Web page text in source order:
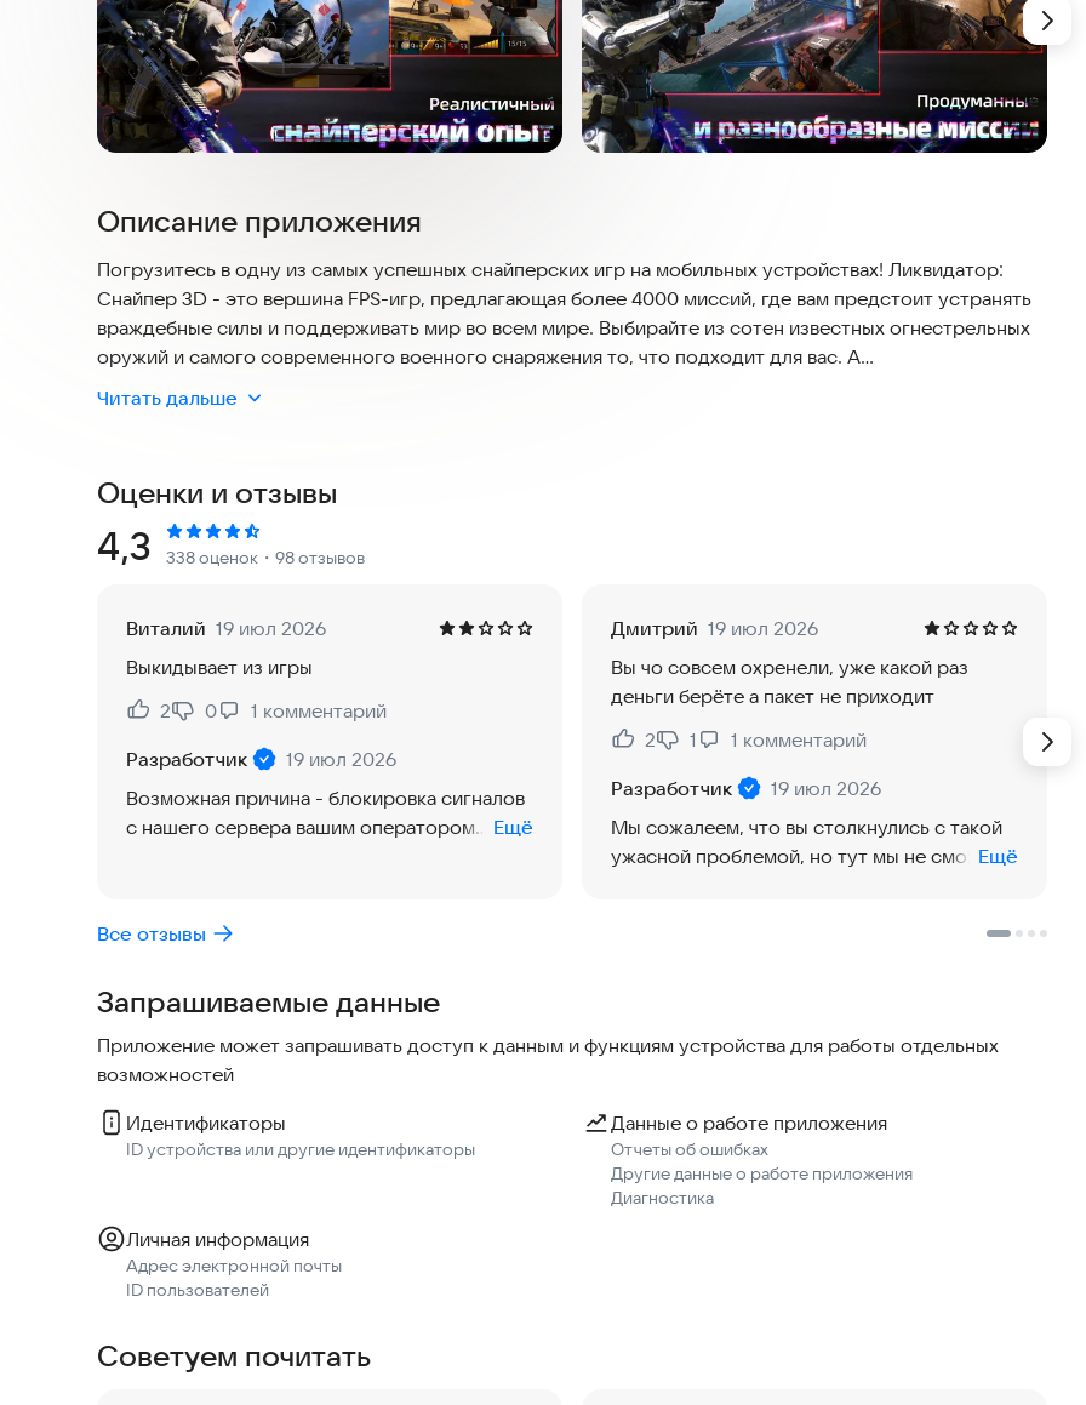
Описание приложения
Погрузитесь в одну из самых успешных снайперских игр на мобильных устройствах! Ликвидатор:
Снайпер 3D - это вершина FPS-игр, предлагающая более 4000 миссий, где вам предстоит устранять
враждебные силы и поддерживать мир во всем мире. Выбирайте из сотен известных огнестрельных
оружий и самого современного военного снаряжения то, что подходит для вас. А
ультрареалистичная графика и эффект замедленного действия сделают каждую миссию
незабываемой.
Насладитесь реалистичной 3D-графикой, которая перенесет вас в различные боевые зоны – от
густых лесов и современных городов до пустынных областей. Сражайтесь с многочисленными
врагами, включая снайперов, бомбардировщиков, бронированные машины и вертолеты. Эффект
Пройдите более 200 напряженных миссий: от тайных операций и устранения врагов на дальних
дистанциях до вооруженных нападений и спасения заложников. Садитесь в вертолет и уничтожайте
Разнообразное оружия и снаряжение:
Используйте снайперские и штурмовые винтовки, дробовики и тяжелые пулеметы, которые можно
свободно переключать и модернизировать. Создайте свой уникальный арсенал и вооружитесь
Присоединяйтесь к элитному отряду и станьте лучшим снайпером в мире с Ликвидатор: Снайпер 3D.
Читать дальше
Оценки и отзывы
Рейтинг:
4,3 338 оценок ・98 отзывов
Виталий 19 июл 2026
Выкидывает из игры
Нравится:
2
Не нравится:
0 1 комментарий
Разработчик
19 июл 2026
Возможная причина - блокировка сигналов
с нашего сервера вашим оператором
Интернета. Попробуйте зайти с помощью
Ещё
Дмитрий 19 июл 2026
Вы чо совсем охренели, уже какой раз
деньги берёте а пакет не приходит
Нравится:
2
Не нравится:
1 1 комментарий
Разработчик
19 июл 2026
Мы сожалеем, что вы столкнулись с такой
ужасной проблемой, но тут мы не сможем
и мы поможем. С
Ещё
Все отзывы
Запрашиваемые данные
Приложение может запрашивать доступ к данным и функциям устройства для работы отдельных
возможностей
Идентификаторы
ID устройства или другие идентификаторы
Данные о работе приложения
Отчеты об ошибках
Другие данные о работе приложения
Диагностика
Личная информация
Адрес электронной почты
ID пользователей
Советуем почитать